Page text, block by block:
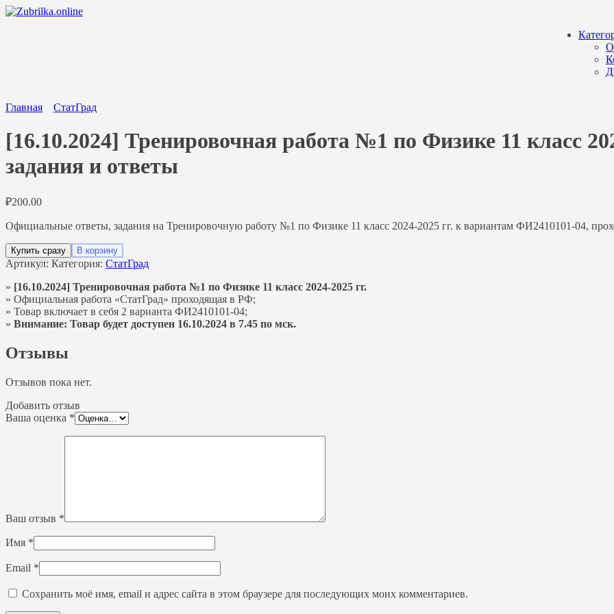
Перейти
Главная СтатГрад
[16.10.2024] Тренировочная работа №1 по Физике 11 класс
задания и ответы
₽200.00
Официальные ответы, задания на Тренировочную работу №1 по Физике 11 класс 2024-2025 гг. к вариантам ФИ2410101-04,
Купить сразу В корзину
Артикул: Категория: СтатГрад
» [16.10.2024] Тренировочная работа №1 по Физике 11 класс 2024-2025 гг.
» Официальная работа «СтатГрад» проходящая в РФ;
» Товар включает в себя 2 варианта ФИ2410101-04;
» Внимание: Товар будет доступен 16.10.2024 в 7.45 по мск.
Отзывы
Отзывов пока нет.
Добавить отзыв
Ваша оценка *
Ваш отзыв *
Имя *
Email *
Сохранить моё имя, email и адрес сайта в этом браузере для последующих моих комментариев.